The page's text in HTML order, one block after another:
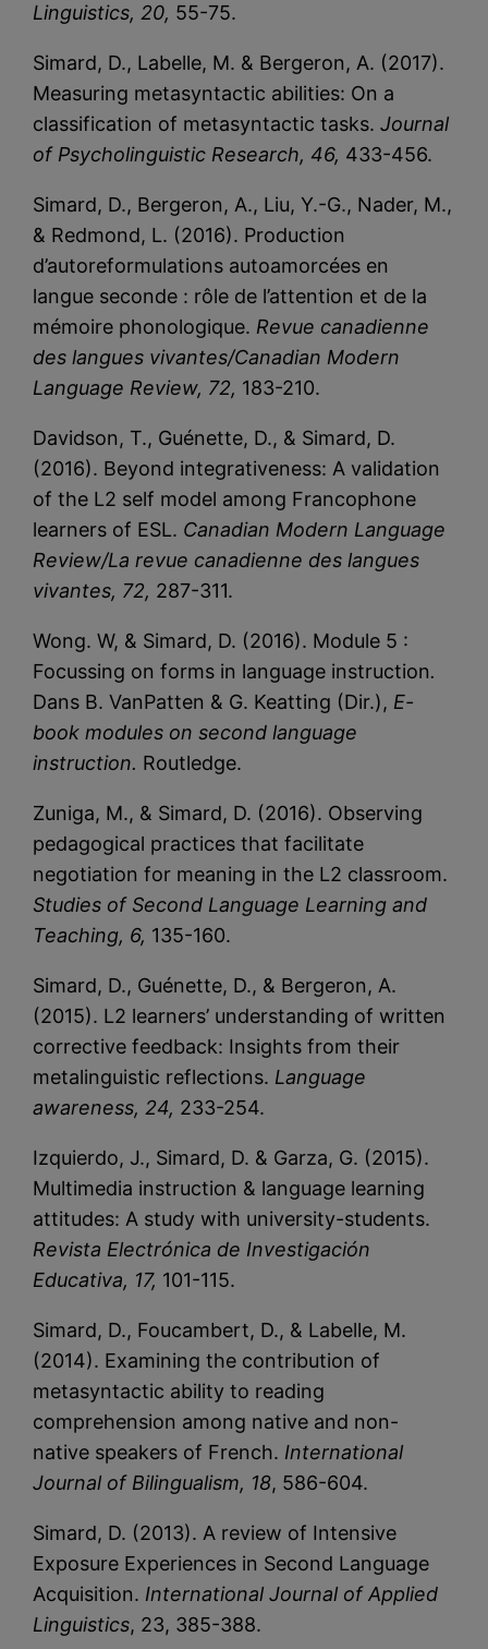
Linguistics, 20, 55-75.
Simard, D., Labelle, M. & Bergeron, A. (2017).
Measuring metasyntactic abilities: On a
classification of metasyntactic tasks.Journal
of Psycholinguistic Research, 46, 433-456.
Simard, D., Bergeron, A., Liu, Y.-G., Nader, M.,
& Redmond, L. (2016). Production
d’autoreformulations autoamorcées en
langue seconde : rôle de l’attention et de la
mémoire phonologique. Revue canadienne
des langues vivantes/Canadian Modern
Language Review, 72, 183-210.
Davidson, T., Guénette, D., & Simard, D.
(2016). Beyond integrativeness: A validation
of the L2 self model among Francophone
learners of ESL. Canadian Modern Language
Review/La revue canadienne des langues
vivantes, 72, 287-311.
Wong. W, & Simard, D. (2016). Module 5 :
Focussing on forms in language instruction.
Dans B. VanPatten & G. Keatting (Dir.), E-
book modules on second language
instruction. Routledge.
Zuniga, M., & Simard, D. (2016). Observing
pedagogical practices that facilitate
negotiation for meaning in the L2 classroom.
Studies of Second Language Learning and
Teaching, 6, 135-160.
Simard, D., Guénette, D., & Bergeron, A.
(2015). L2 learners’ understanding of written
corrective feedback: Insights from their
metalinguistic reflections. Language
awareness, 24, 233-254.
Izquierdo, J., Simard, D. & Garza, G. (2015).
Multimedia instruction & language learning
attitudes: A study with university-students.
Revista Electrónica de Investigación
Educativa, 17, 101-115.
Simard, D., Foucambert, D., & Labelle, M.
(2014). Examining the contribution of
metasyntactic ability to reading
comprehension among native and non-
native speakers of French. International
Journal of Bilingualism, 18, 586-604.
Simard, D. (2013). A review of Intensive
Exposure Experiences in Second Language
Acquisition. International Journal of Applied
Linguistics, 23, 385-388.